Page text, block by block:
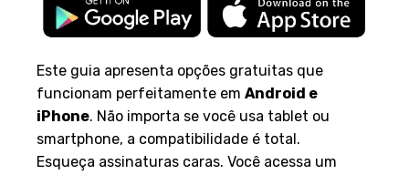
Este guia apresenta opções gratuitas que
funcionam perfeitamente em Android e
iPhone. Não importa se você usa tablet ou
smartphone, a compatibilidade é total.
Esqueça assinaturas caras. Você acessa um